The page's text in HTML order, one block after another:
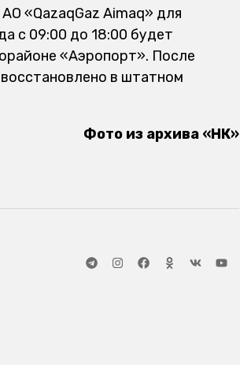
«QazaqGaz Aimaq» для
с 09:00 до 18:00 будет
«Аэропорт». После
в штатном
Фото из архива «НК»